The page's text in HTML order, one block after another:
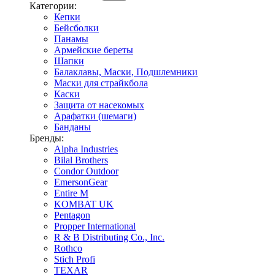
Категории:
Кепки
Бейсболки
Панамы
Армейские береты
Шапки
Балаклавы, Маски, Подшлемники
Маски для страйкбола
Каски
Защита от насекомых
Арафатки (шемаги)
Банданы
Бренды:
Alpha Industries
Bilal Brothers
Condor Outdoor
EmersonGear
Entire M
KOMBAT UK
Pentagon
Propper International
R & B Distributing Co., Inc.
Rothco
Stich Profi
TEXAR